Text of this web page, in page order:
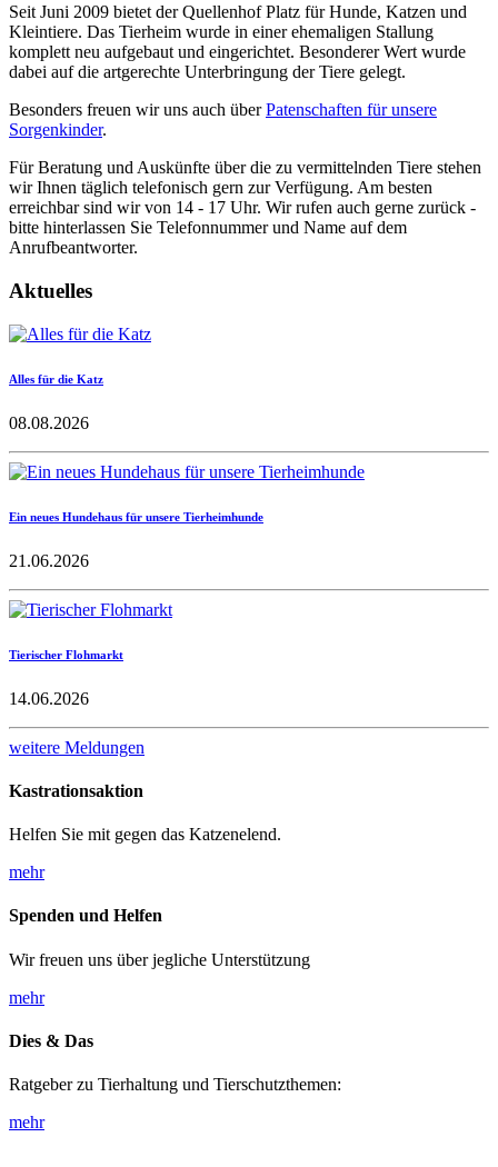
Seit Juni 2009 bietet der Quellenhof Platz für Hunde, Katzen und
Kleintiere. Das Tierheim wurde in einer ehemaligen Stallung
komplett neu aufgebaut und eingerichtet. Besonderer Wert wurde
dabei auf die artgerechte Unterbringung der Tiere gelegt.
Besonders freuen wir uns auch überPatenschaften für unsere
Sorgenkinder.
Für Beratung und Auskünfte über die zu vermittelnden Tiere stehen
wir Ihnen täglich telefonisch gern zur Verfügung. Am besten
erreichbar sind wir von 14 - 17 Uhr. Wir rufen auch gerne zurück -
bitte hinterlassen Sie Telefonnummer und Name auf dem
Anrufbeantworter.
Aktuelles
Alles für die Katz
08.08.2026
Ein neues Hundehaus für unsere Tierheimhunde
21.06.2026
Tierischer Flohmarkt
14.06.2026
weitere Meldungen
Kastrationsaktion
Helfen Sie mit gegen das Katzenelend.
mehr
Spenden und Helfen
Wir freuen uns über jegliche Unterstützung
mehr
Dies & Das
Ratgeber zu Tierhaltung und Tierschutzthemen:
mehr